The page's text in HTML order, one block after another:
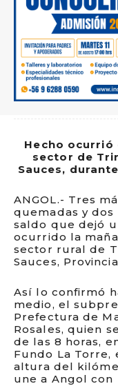
Hecho
sector de
Sauces,
ANGOL.- Tres
quemadas y
saldo que dejó
ocurrido la
sector rural de
Sauces,
Así lo confirmó
medio, el
Prefectura de
Rosales, quien
de las 8 horas,
Fundo La Torre,
altura del
une a Angol con